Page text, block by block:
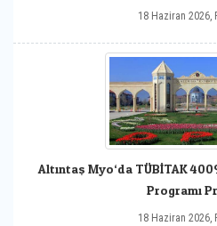
18 Haziran 2026,
Altıntaş Myo‘da TÜBİTAK
Programı
18 Haziran 2026,